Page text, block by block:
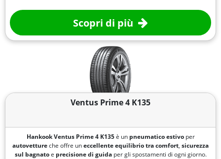
Scopri di più
Ventus Prime 4 K135
Hankook Ventus Prime 4 K135è un pneumatico estivoper
autovettureche offre uneccellente equilibrio tracomfort, sicurezza
sul bagnatoe precisione di guidaper gli spostamenti di ogni giorno.